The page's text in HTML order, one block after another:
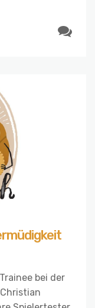
bei der